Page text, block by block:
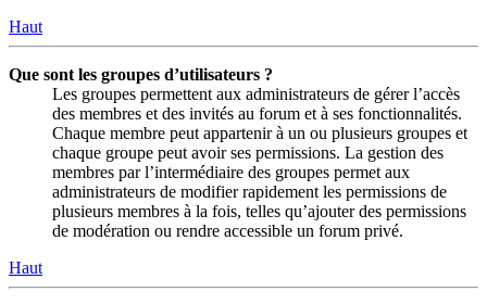
Haut
Que sont les groupes d’utilisateurs ?
Les groupes permettent aux administrateurs de gérer l’accès
des membres et des invités au forum et à ses fonctionnalités.
Chaque membre peut appartenir à un ou plusieurs groupes et
chaque groupe peut avoir ses permissions. La gestion des
membres par l’intermédiaire des groupes permet aux
administrateurs de modifier rapidement les permissions de
plusieurs membres à la fois, telles qu’ajouter des permissions
de modération ou rendre accessible un forum privé.
Haut